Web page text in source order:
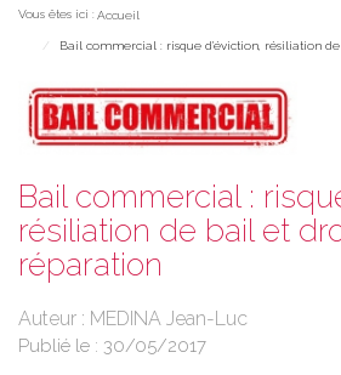
Vous êtes ici : Accueil
Bail commercial : risque d'éviction, résiliation
Bail commercial :
résiliation de bail et
réparation
Auteur : MEDINA Jean-Luc
Publié le : 30/05/2017